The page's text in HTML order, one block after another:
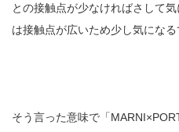
との接触点が少なければさして
は接触点が広いため少し気にな
そう言った意味で「